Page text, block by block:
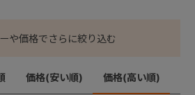
や価格でさらに絞り込む
価格(安い順) 価格(高い順)